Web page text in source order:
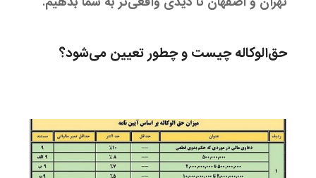
حق‌الوکاله چیست و چطور تعیین می‌شود؟